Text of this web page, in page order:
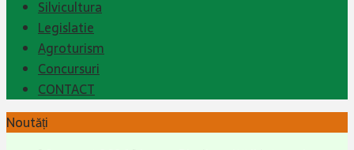
Silvicultura
Legislatie
Agroturism
Concursuri
CONTACT
Noutăți